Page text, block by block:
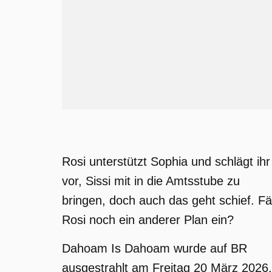
Rosi unterstützt Sophia und schlägt ihr
vor, Sissi mit in die Amtsstube zu
bringen, doch auch das geht schief.
Rosi noch ein anderer Plan ein?
Dahoam Is Dahoam wurde auf BR
ausgestrahlt am Freitag 20 März 2026,